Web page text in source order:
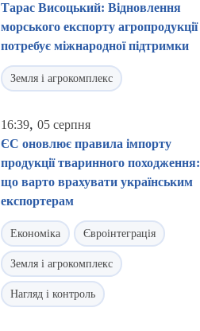
Тарас Висоцький: Відновлення
морського експорту агропродукції
потребує міжнародної підтримки
Земля і агрокомплекс
16:39, 05 серпня
ЄС оновлює правила імпорту
продукції тваринного походження:
що варто врахувати українським
експортерам
Економіка Євроінтеграція
Земля і агрокомплекс
Нагляд і контроль